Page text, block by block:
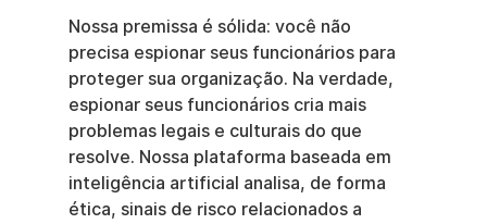
Nossa premissa é sólida: você não
precisa espionar seus funcionários para
proteger sua organização. Na verdade,
espionar seus funcionários cria mais
problemas legais e culturais do que
resolve. Nossa plataforma baseada em
inteligência artificial analisa, de forma
ética, sinais de risco relacionados a